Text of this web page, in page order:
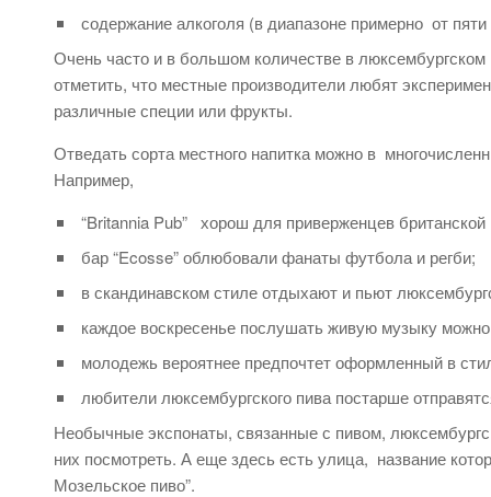
содержание алкоголя (в диапазоне примерно от
Очень часто и в большом количестве в
отметить, что местные производители любят
различные специи или фрукты.
Отведать сорта местного напитка можно в
Например,
“Britannia Pub” хорош для приверженцев
бар “Ecosse” облюбовали фанаты футбола и регби;
в скандинавском стиле отдыхают и пьют
каждое воскресенье послушать живую музыку
молодежь вероятнее предпочтет оформленный в
любители люксембургского пива постарше
Необычные экспонаты, связанные с пивом,
них посмотреть. А еще здесь есть улица, название
Мозельское пиво”.